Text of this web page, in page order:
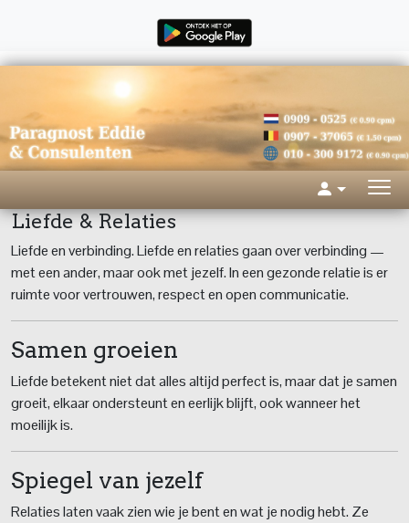
Liefde & Relaties
Liefde en verbinding. Liefde en relaties gaan over verbinding —
met een ander, maar ook met jezelf. In een gezonde relatie is er
ruimte voor vertrouwen, respect en open communicatie.
Samen groeien
Liefde betekent niet dat alles altijd perfect is, maar dat je samen
groeit, elkaar ondersteunt en eerlijk blijft, ook wanneer het
moeilijk is.
Spiegel van jezelf
Relaties laten vaak zien wie je bent en wat je nodig hebt. Ze